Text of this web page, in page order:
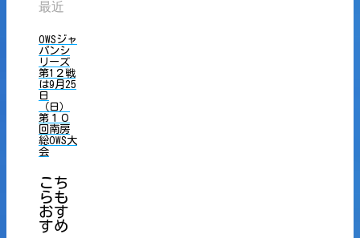
最近
OWSジャ
パンシ
リーズ
第1２戦
は9月25
日
（日）
第１０
回南房
総OWS大
会
こち
らも
おす
すめ